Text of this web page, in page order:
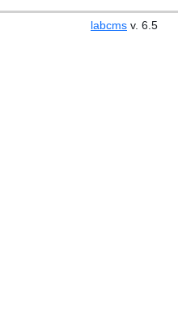
labcms v. 6.5